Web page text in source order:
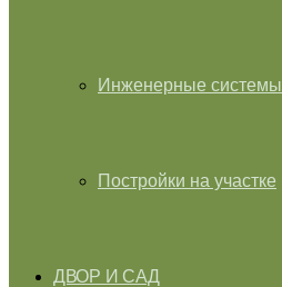
Инженерные системы
Постройки на участке
ДВОР И САД